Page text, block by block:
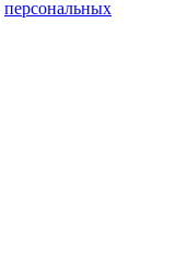
персональных